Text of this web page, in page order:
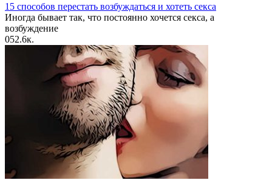
15 способов перестать возбуждаться и хотеть секса
Иногда бывает так, что постоянно хочется секса, а
возбуждение
052.6к.